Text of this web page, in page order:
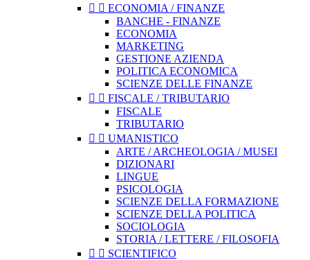
  ECONOMIA / FINANZE
BANCHE - FINANZE
ECONOMIA
MARKETING
GESTIONE AZIENDA
POLITICA ECONOMICA
SCIENZE DELLE FINANZE
  FISCALE / TRIBUTARIO
FISCALE
TRIBUTARIO
  UMANISTICO
ARTE / ARCHEOLOGIA / MUSEI
DIZIONARI
LINGUE
PSICOLOGIA
SCIENZE DELLA FORMAZIONE
SCIENZE DELLA POLITICA
SOCIOLOGIA
STORIA / LETTERE / FILOSOFIA
  SCIENTIFICO